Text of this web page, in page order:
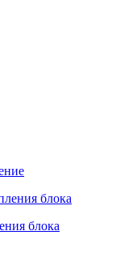
блока